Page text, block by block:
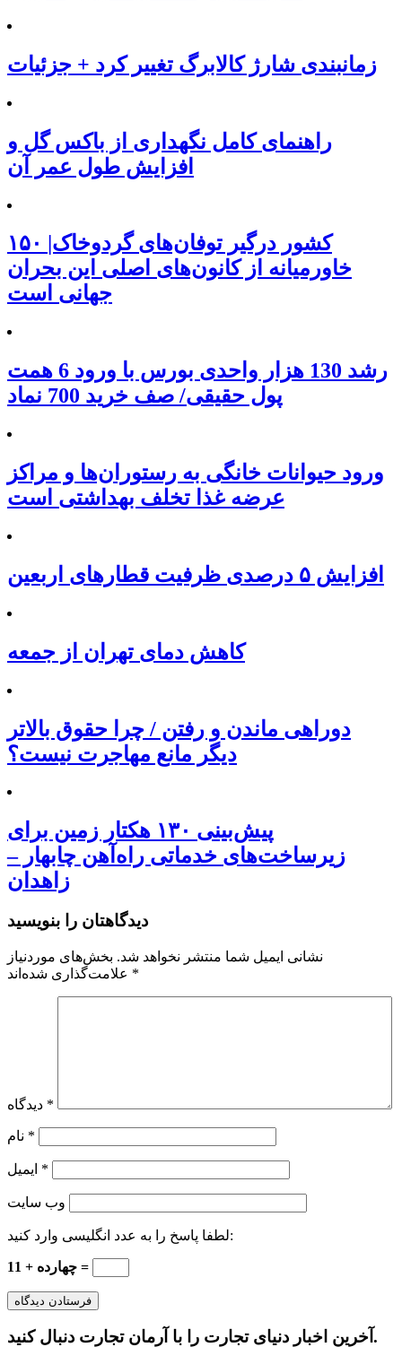
زمانبندی شارژ کالابرگ تغییر کرد + جزئیات
راهنمای کامل نگهداری از باکس گل و
افزایش طول عمر آن
۱۵۰ کشور درگیر توفان‌های گردوخاک|
خاورمیانه از کانون‌های اصلی این بحران
جهانی است
رشد 130 هزار واحدی بورس با ورود 6 همت
پول حقیقی/ صف خرید 700 نماد
ورود حیوانات خانگی به رستوران‌ها و مراکز
عرضه غذا تخلف بهداشتی است
افزایش ۵ درصدی ظرفیت قطارهای اربعین
کاهش دمای تهران از جمعه
دوراهی ماندن و رفتن / چرا حقوق بالاتر
دیگر مانع مهاجرت نیست؟
پیش‌بینی ۱۳۰ هکتار زمین برای
زیرساخت‌های خدماتی راه‌آهن چابهار –
زاهدان
دیدگاهتان را بنویسید
نشانی ایمیل شما منتشر نخواهد شد. بخش‌های موردنیاز
*
*
*
*
وب‌ سایت
لطفا پاسخ را به عدد انگلیسی وارد کنید:
چهارده + 11 =
آخرین اخبار دنیای تجارت را با آرمان تجارت دنبال کنید.